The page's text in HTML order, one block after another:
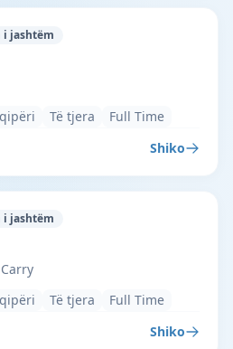
i jashtëm
Tiranë · #4472 —
Të tjera Full Time
Shiko
i jashtëm
& Carry · Tiranë · #4289 —
Të tjera Full Time
Shiko